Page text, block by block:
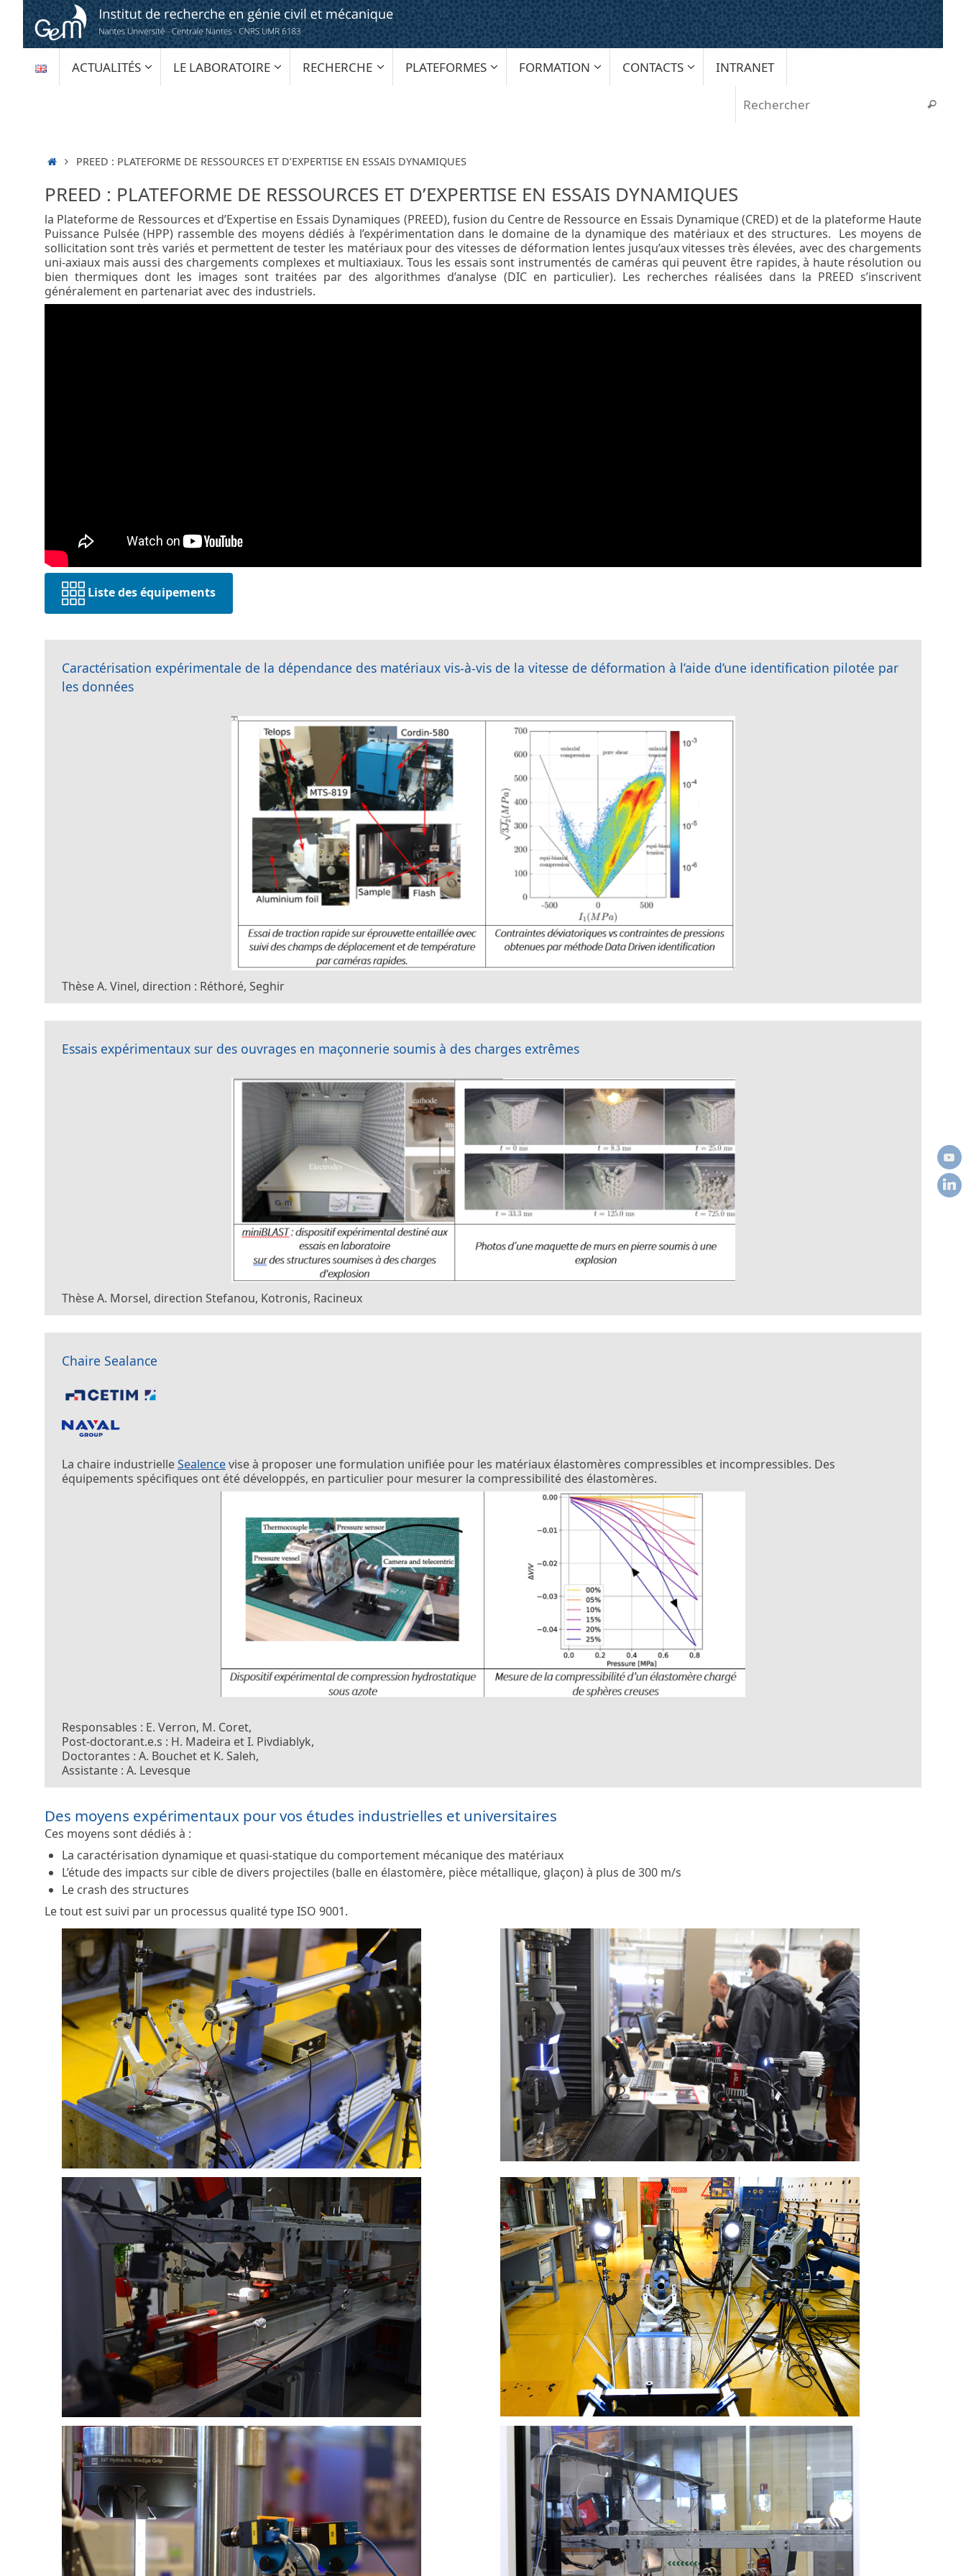
Passer
contenu
AU
CONTENU
ACTUALITÉS LE LABORATOIRE RECHERCHE PLATEFORMES FORMATION CONTACTS INTRANET
ACCUEIL
PREED : PLATEFORME DE RESSOURCES ET D’EXPERTISE EN ESSAIS DYNAMIQUES
PREED : PLATEFORME DE RESSOURCES ET D’EXPERTISE EN ESSAIS DYNAMIQUES
la Plateforme de Ressources et d’Expertise en Essais Dynamiques (PREED), fusion du Centre de Ressource en Essais Dynamique (CRED) et de la plateforme Haute
Puissance Pulsée (HPP) rassemble des moyens dédiés à l’expérimentation dans le domaine de la dynamique des matériaux et des structures. Les moyens de
sollicitation sont très variés et permettent de tester les matériaux pour des vitesses de déformation lentes jusqu’aux vitesses très élevées, avec des chargements
uni-axiaux mais aussi des chargements complexes et multiaxiaux. Tous les essais sont instrumentés de caméras qui peuvent être rapides, à haute résolution ou
bien thermiques dont les images sont traitées par des algorithmes d’analyse (DIC en particulier). Les recherches réalisées dans la PREED s’inscrivent
généralement en partenariat avec des industriels.
Liste des équipements
Caractérisation expérimentale de la dépendance des matériaux vis-à-vis de la vitesse de déformation à l’aide d’une identification pilotée par
les données
Thèse A. Vinel, direction : Réthoré, Seghir
Essais expérimentaux sur des ouvrages en maçonnerie soumis à des charges extrêmes
Thèse A. Morsel, direction Stefanou, Kotronis, Racineux
Chaire Sealance
La chaire industrielleSealencevise à proposer une formulation unifiée pour les matériaux élastomères compressibles et incompressibles. Des
équipements spécifiques ont été développés, en particulier pour mesurer la compressibilité des élastomères.
Responsables : E. Verron, M. Coret,
Post-doctorant.e.s : H. Madeira et I. Pivdiablyk,
Doctorantes : A. Bouchet et K. Saleh,
Assistante : A. Levesque
Des moyens expérimentaux pour vos études industrielles et universitaires
Ces moyens sont dédiés à :
La caractérisation dynamique et quasi-statique du comportement mécanique des matériaux
L’étude des impacts sur cible de divers projectiles (balle en élastomère, pièce métallique, glaçon) à plus de 300 m/s
Le crash des structures
Le tout est suivi par un processus qualité type ISO 9001.